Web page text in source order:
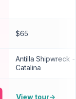
$65
Antilla Shipwreck
Catalina
View tour→